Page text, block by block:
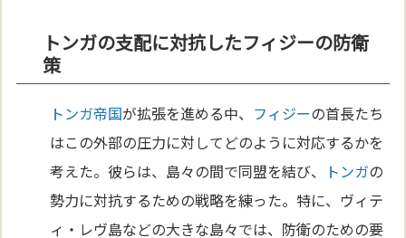
トンガの支配に対抗したフィジーの防衛
策
トンガ帝国が拡張を進める中、 フィジーの首長たち
はこの外部の圧力に対してどのように対応するかを
考えた。彼らは、島々の間で同盟を結び、
トンガの
勢力に対抗するための戦略を練った。特に、ヴィテ
ィ・レヴ島などの大きな島々では、防衛のための要